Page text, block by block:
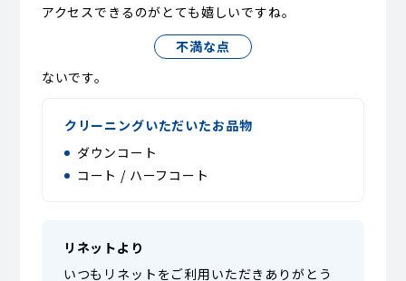
アクセスできるのがとても嬉しいですね。
不満な点
ないです。
クリーニングいただいたお品物
ダウンコート
コート / ハーフコート
リネットより
いつもリネットをご利用いただきありがとう